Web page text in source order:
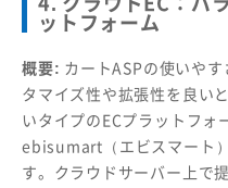
ットフォーム
概要: カートASPの使いや
タマイズ性や拡張性を良い
いタイプのECプラットフォ
ebisumart（エビスマート
す。クラウドサーバー上で